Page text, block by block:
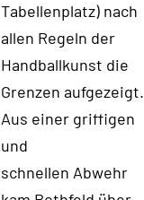
Tabellenplatz) nach
allen Regeln der
Handballkunst die
Grenzen aufgezeigt.
Aus einer griffigen
und
schnellen Abwehr